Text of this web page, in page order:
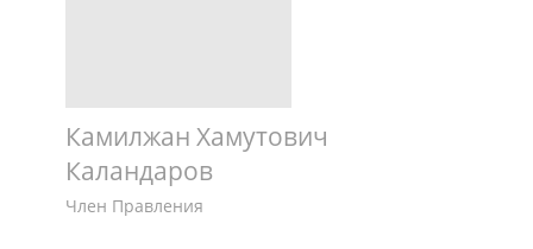
Камилжан Хамутович
Каландаров
Член Правления